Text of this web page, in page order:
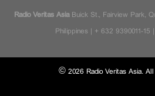
Radio Veritas AsiaBuick St., Fairview Park,
Philippines | + 632 9390011-15
© 2026 Radio Veritas Asia.